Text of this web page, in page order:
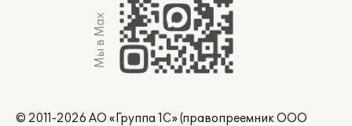
Мы в Max
© 2011-2026 АО «Группа 1С» (правопреемник ООО